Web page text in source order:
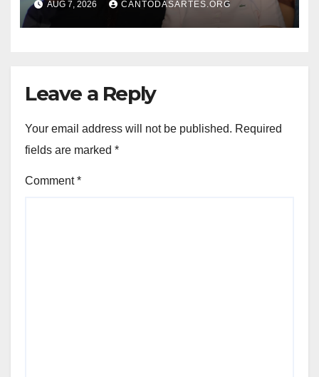
professora Dorinha
AUG 7, 2026 CANTODASARTES.ORG
Leave a Reply
Your email address will not be published. Required
fields are marked *
Comment*